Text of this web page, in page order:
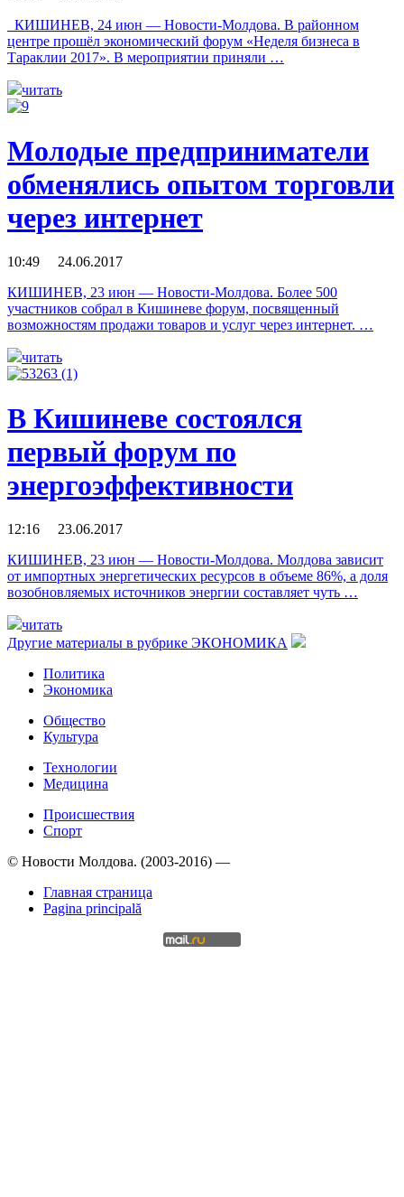
КИШИНЕВ, 24 июн — Новости-Молдова. В районном
центре прошёл экономический форум «Неделя бизнеса в
Тараклии 2017». В мероприятии приняли …
читать
Молодые предприниматели
обменялись опытом торговли
через интернет
10:49 24.06.2017
КИШИНЕВ, 23 июн — Новости-Молдова. Более 500
участников собрал в Кишиневе форум, посвященный
возможностям продажи товаров и услуг через интернет. …
читать
В Кишиневе состоялся
первый форум по
энергоэффективности
12:16 23.06.2017
КИШИНЕВ, 23 июн — Новости-Молдова. Молдова зависит
от импортных энергетических ресурсов в объеме 86%, а доля
возобновляемых источников энергии составляет чуть …
читать
Другие материалы в рубрике ЭКОНОМИКА
Политика
Экономика
Общество
Культура
Технологии
Медицина
Происшествия
Спорт
© Новости Молдова. (2003-2016) —
Главная страница
Pagina principală